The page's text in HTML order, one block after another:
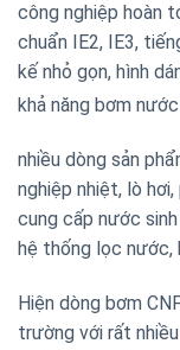
công nghiệp hoàn
chuẩn IE2, IE3,
kế nhỏ gọn, hình
khả năng bơm
nhiều dòng sản
nghiệp nhiệt, lò
cung cấp nước
hệ thống lọc nước,
Hiện dòng bơm
trường với rất